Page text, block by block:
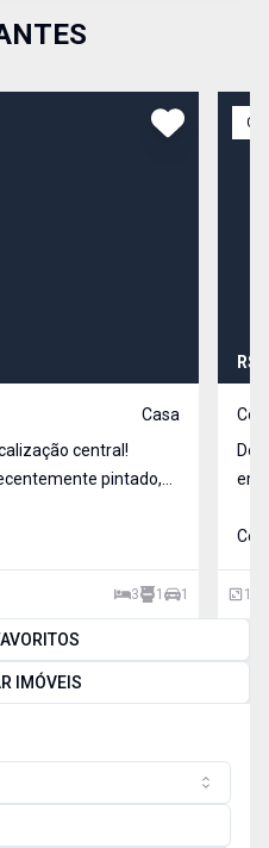
Casa
central!
pintado,
e sua família.
3 1 1
R$
em Santa
110
IMÓVEIS